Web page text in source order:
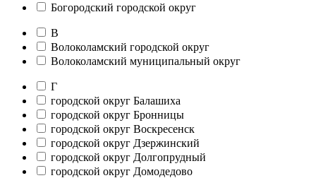
Богородский городской округ
В
Волоколамский городской округ
Волоколамский муниципальный округ
Г
городской округ Балашиха
городской округ Бронницы
городской округ Воскресенск
городской округ Дзержинский
городской округ Долгопрудный
городской округ Домодедово